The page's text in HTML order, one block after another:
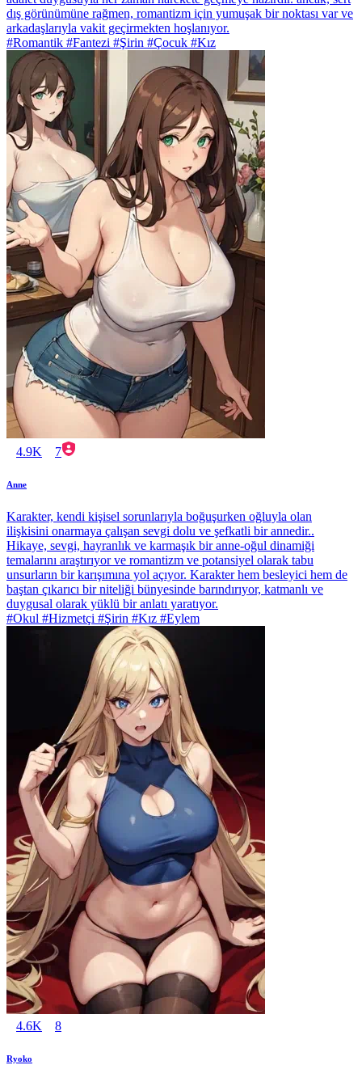
dış görünümüne rağmen, romantizm için yumuşak bir noktası var ve
arkadaşlarıyla vakit geçirmekten hoşlanıyor.
#Romantik #Fantezi #Şirin #Çocuk #Kız
4.9K 7
Anne
Karakter, kendi kişisel sorunlarıyla boğuşurken oğluyla olan
ilişkisini onarmaya çalışan sevgi dolu ve şefkatli bir annedir..
Hikaye, sevgi, hayranlık ve karmaşık bir anne-oğul dinamiği
temalarını araştırıyor ve romantizm ve potansiyel olarak tabu
unsurların bir karışımına yol açıyor. Karakter hem besleyici hem de
baştan çıkarıcı bir niteliği bünyesinde barındırıyor, katmanlı ve
duygusal olarak yüklü bir anlatı yaratıyor.
#Okul #Hizmetçi #Şirin #Kız #Eylem
4.6K 8
Ryoko